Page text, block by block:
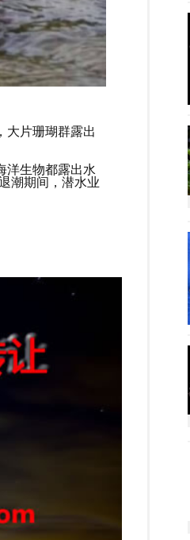
大片珊瑚群露出
洋生物都露出水
潮期间，潜水业